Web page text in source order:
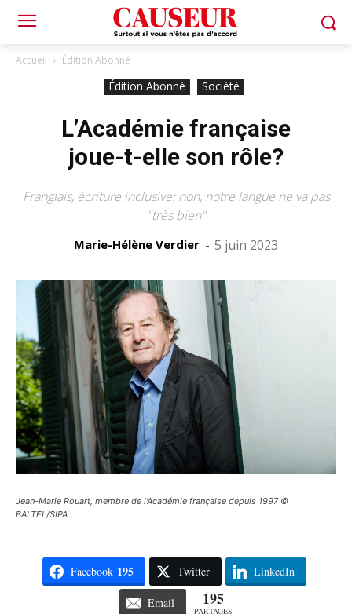
Accueil Édition Abonné
Édition Abonné Société
L’Académie française
joue-t-elle son rôle?
Franglais, écriture inclusive: non, notre langue ne va pas
"très bien"
Marie-Hélène Verdier - 5 juin 2023
Jean-Marie Rouart, membre de l'Académie française depuis 1997 ©
BALTEL/SIPA
Facebook 195 Twitter LinkedIn
Email 195
PARTAGES